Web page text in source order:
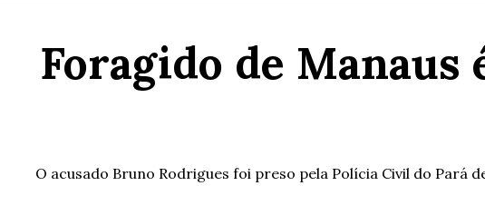
Foragido de Manaus
O acusado Bruno Rodrigues foi preso pela Polícia Civil do